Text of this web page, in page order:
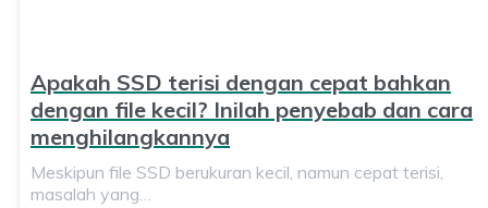
Apakah SSD terisi dengan cepat bahkan
dengan file kecil? Inilah penyebab dan cara
menghilangkannya
Meskipun file SSD berukuran kecil, namun cepat terisi,
masalah yang…